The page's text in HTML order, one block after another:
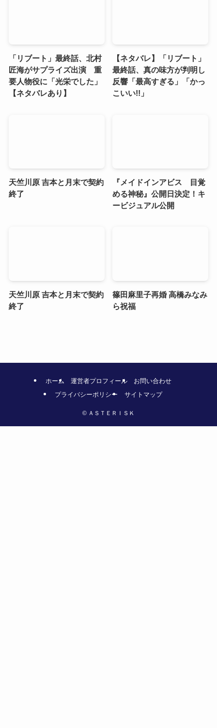
「リブート」最終話、北村
匠海がサプライズ出演 重
要人物役に「光栄でした」
【ネタバレあり】
【ネタバレ】「リブート」
最終話、真の味方が判明し
反響「最高すぎる」「かっ
こいい!!」
天竺川原 吉本と月末で契約
終了
『メイドインアビス 目覚
める神秘』公開日決定！キ
ービジュアル公開
天竺川原 吉本と月末で契約
終了
篠田麻里子再婚 高橋みなみ
ら祝福
ホーム 運営者プロフィール
お問い合わせ
プライバシーポリシー
サイトマップ
© ＡＳＴＥＲＩＳＫ